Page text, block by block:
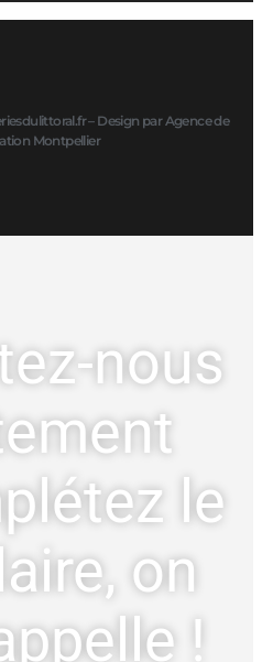
– Design par Agence de
Montpellier
nous
le
on
!